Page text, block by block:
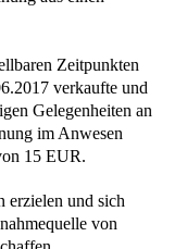
Zeitpunkten
verkaufte und
Gelegenheiten an
im Anwesen
15 EUR.
erzielen und sich
von